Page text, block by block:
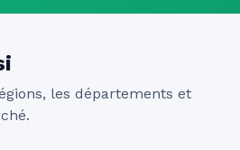
les départements et